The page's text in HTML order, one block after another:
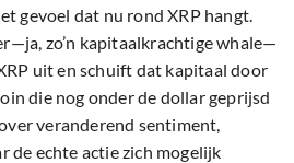
gevoel dat nu rond XRP hangt.
zo’n kapitaalkrachtige whale—
uit en schuift dat kapitaal door
die nog onder de dollar geprijsd
veranderend sentiment,
de echte actie zich mogelijk